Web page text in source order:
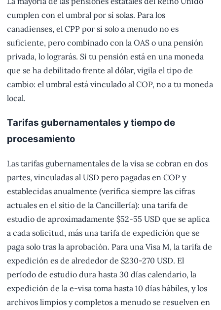
cumplen con el umbral por sí solas. Para los
canadienses, el CPP por sí solo a menudo no es
suficiente, pero combinado con la OAS o una pensión
privada, lo lograrás. Si tu pensión está en una moneda
que se ha debilitado frente al dólar, vigila el tipo de
cambio: el umbral está vinculado al COP, no a tu moneda
local.
Tarifas gubernamentales y tiempo de
procesamiento
Las tarifas gubernamentales de la visa se cobran en dos
partes, vinculadas al USD pero pagadas en COP y
establecidas anualmente (verifica siempre las cifras
actuales en el sitio de la Cancillería): una tarifa de
estudio de aproximadamente $52-55 USD que se aplica
a cada solicitud, más una tarifa de expedición que se
paga solo tras la aprobación. Para una Visa M, la tarifa de
expedición es de alrededor de $230-270 USD. El
período de estudio dura hasta 30 días calendario, la
expedición de la e-visa toma hasta 10 días hábiles, y los
archivos limpios y completos a menudo se resuelven en